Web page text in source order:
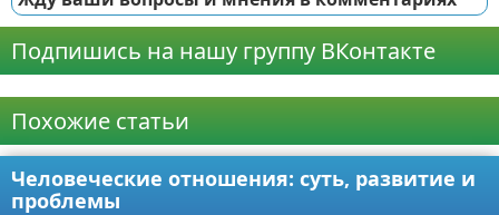
Подпишись на нашу группу ВКонтакте
Похожие статьи
Человеческие отношения: суть, развитие и
проблемы